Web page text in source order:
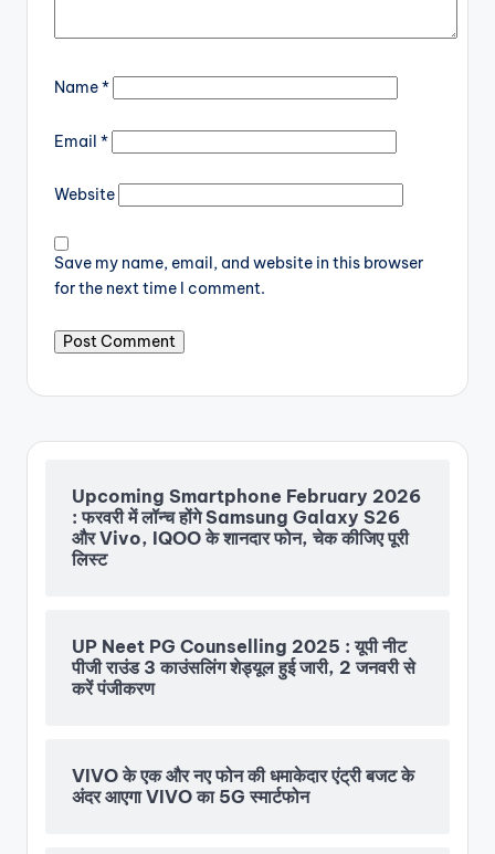
Name*
Email *
Website
Save my name, email, and website in this browser
for the next time I comment.
Upcoming Smartphone February 2026
: फरवरी में लॉन्च होंगे Samsung Galaxy S26
और Vivo, IQOO के शानदार फोन, चेक कीजिए पूरी
लिस्ट
UP Neet PG Counselling 2025 : यूपी नीट
पीजी राउंड 3 काउंसलिंग शेड्यूल हुई जारी, 2 जनवरी से
करें पंजीकरण
VIVO के एक और नए फोन की धमाकेदार एंट्री बजट के
अंदर आएगा VIVO का 5G स्मार्टफोन